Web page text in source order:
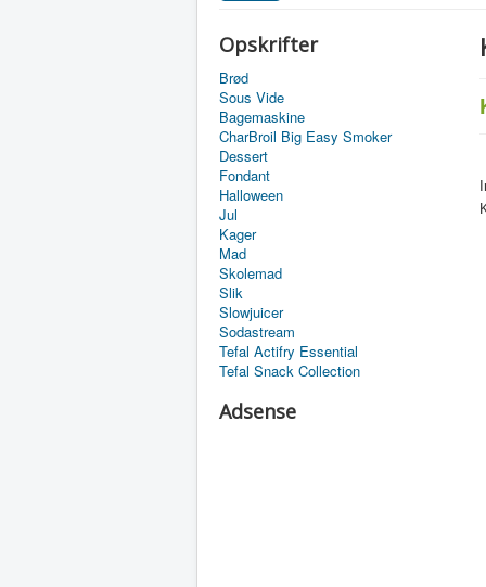
Opskrifter
Brød
Sous Vide
Bagemaskine
CharBroil Big Easy Smoker
Dessert
Fondant
Halloween
Jul
Kager
Mad
Skolemad
Slik
Slowjuicer
Sodastream
Tefal Actifry Essential
Tefal Snack Collection
Adsense